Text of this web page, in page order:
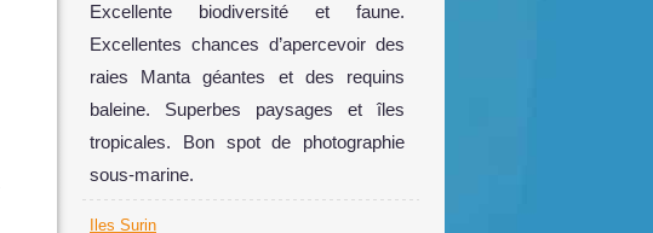
Excellente biodiversité et faune.
Excellentes chances d’apercevoir des
raies Manta géantes et des requins
baleine. Superbes paysages et îles
tropicales. Bon spot de photographie
sous-marine.
Iles Surin